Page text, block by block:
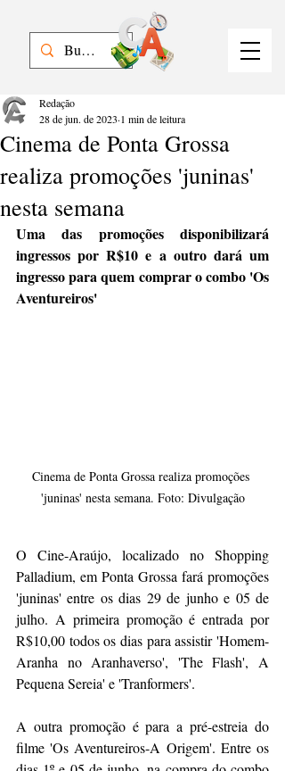
Cinema de Ponta Grossa
realiza promoções 'juninas'
nesta semana
Redação
28 de jun. de 2023 1 min de leitura
Uma das promoções disponibilizará
ingressos por R$10 e a outro dará um
ingresso para quem comprar o combo 'Os
Aventureiros'
Cinema de Ponta Grossa realiza promoções
'juninas' nesta semana. Foto: Divulgação
O Cine-Araújo, localizado no Shopping
Palladium, em Ponta Grossa fará promoções
'juninas' entre os dias 29 de junho e 05 de
julho. A primeira promoção é entrada por
R$10,00 todos os dias para assistir 'Homem-
Aranha no Aranhaverso', 'The Flash', A
Pequena Sereia' e 'Tranformers'.
A outra promoção é para a pré-estreia do
filme 'Os Aventureiros-A Origem'. Entre os